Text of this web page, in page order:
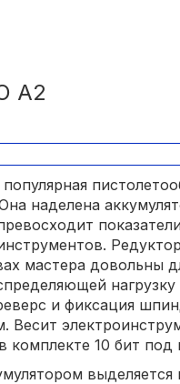
4 часа.
A2
наделена
мастера довольны
и фиксация
Весит
комплекте 10 бит